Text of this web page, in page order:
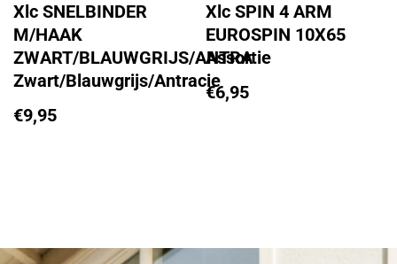
Xlc SNELBINDER
M/HAAK
ZWART/BLAUWGRIJS/ANTRA
Zwart/Blauwgrijs/Antracie
€9,95
Xlc SPIN 4 ARM
EUROSPIN 10X65
Assortie
€6,95